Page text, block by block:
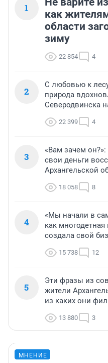
1
как
области
зиму
22 854 4
2
С любовью к
природа
Северодвинска
22 399 4
3
«Вам зачем
свои деньги
Архангельской
18 058 8
4
«Мы начали в
как
создала свой
15 738 12
5
Эти фразы из
жители
из каких они
13 880 3
МНЕНИЕ